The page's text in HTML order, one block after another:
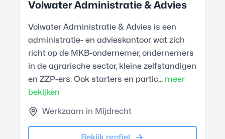
Volwater Administratie & Advies
Volwater Administratie & Advies is een
administratie- en advieskantoor wat zich
richt op de MKB-ondernemer, ondernemers
in de agrarische sector, kleine zelfstandigen
en ZZP-ers. Ook starters en partic... meer
bekijken
Werkzaam in Mijdrecht